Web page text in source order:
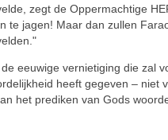
zegt de Oppermachtige
te jagen! Maar dan zullen
eeuwige vernietiging die zal
heeft gegeven – niet
het prediken van Gods